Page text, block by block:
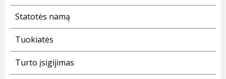
Statotės namą
Tuokiatės
Turto įsigijimas